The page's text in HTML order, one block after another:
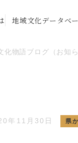
地域文化データベ
化物語ブログ（お知ら
年11月30日 県